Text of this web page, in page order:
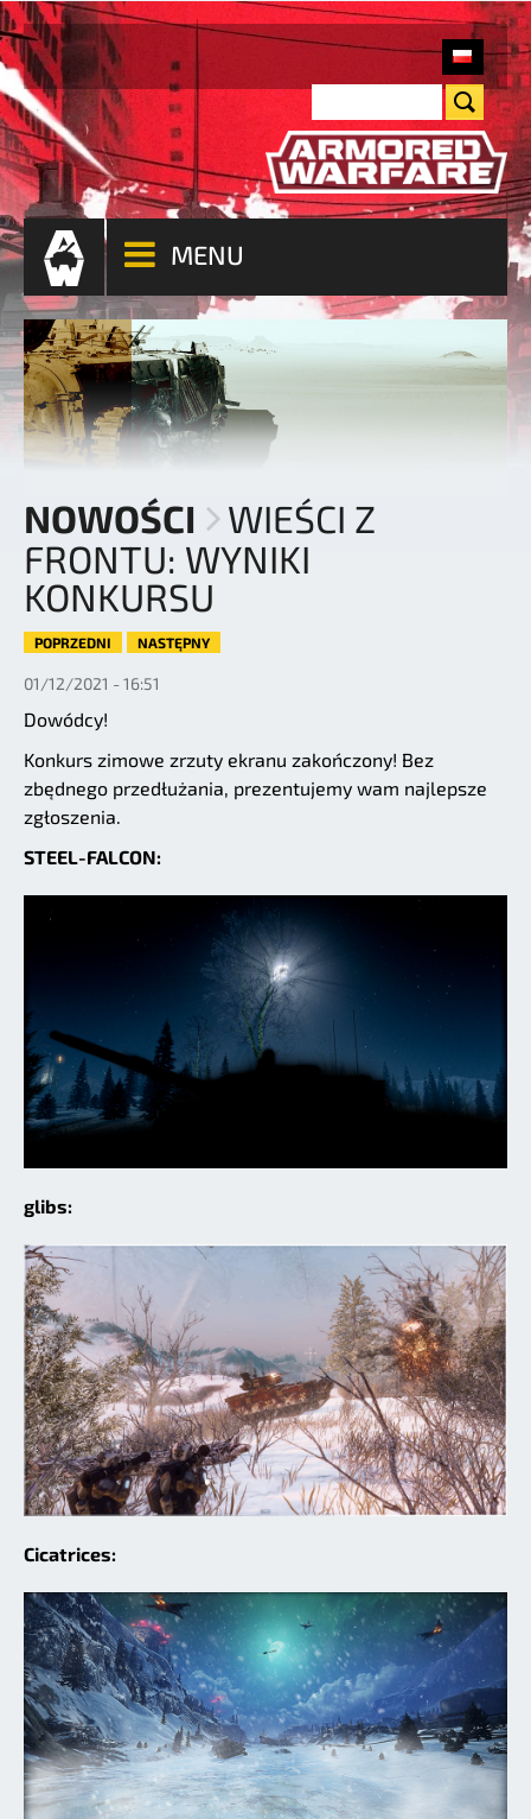
MENU
NOWOŚCI
WIEŚCI Z
FRONTU: WYNIKI
KONKURSU
POPRZEDNI NASTĘPNY
01/12/2021 - 16:51
Dowódcy!
Konkurs zimowe zrzuty ekranu zakończony! Bez
zbędnego przedłużania, prezentujemy wam najlepsze
zgłoszenia.
STEEL-FALCON:
glibs:
Cicatrices: